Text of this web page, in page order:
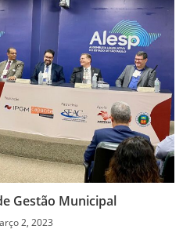
Gestão Municipal
2, 2023